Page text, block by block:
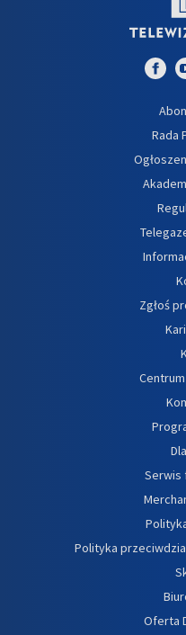
Rada
Zgłoś
Serwis
Polityka
Oferta